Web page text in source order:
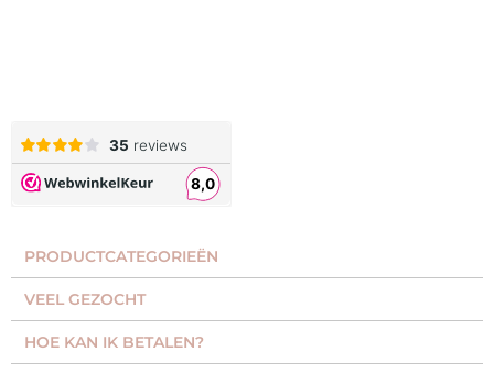
PRODUCTCATEGORIEËN​
VEEL GEZOCHT​
HOE KAN IK BETALEN?